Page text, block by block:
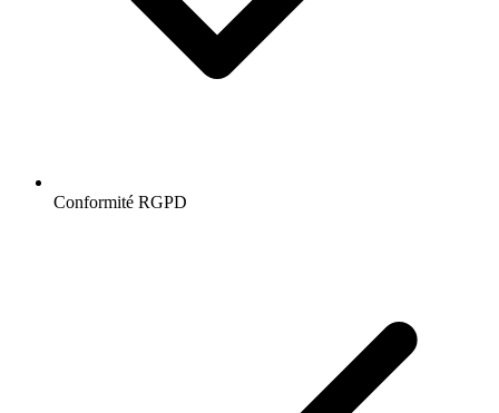
Conformité RGPD